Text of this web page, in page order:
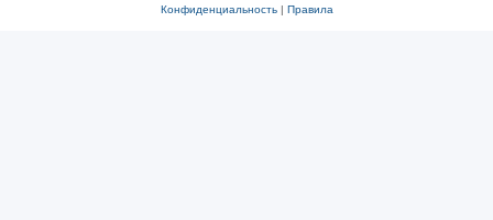
Конфиденциальность| Правила